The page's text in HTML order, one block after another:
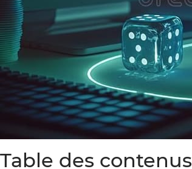
Table des contenus